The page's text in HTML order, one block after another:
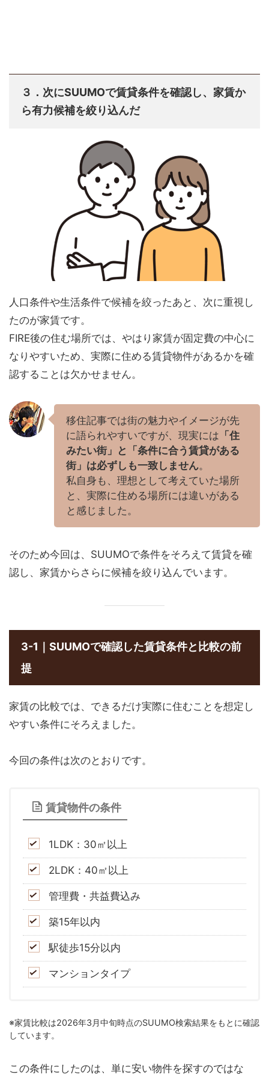
３．次にSUUMOで賃貸条件を確認し、家賃か
ら有力候補を絞り込んだ
人口条件や生活条件で候補を絞ったあと、次に重視し
たのが家賃です。
FIRE後の住む場所では、やはり家賃が固定費の中心に
なりやすいため、実際に住める賃貸物件があるかを確
認することは欠かせません。
移住記事では街の魅力やイメージが先
に語られやすいですが、現実には 「住
みたい街」と「条件に合う賃貸がある
街」は必ずしも一致しません。
私自身も、理想として考えていた場所
と、実際に住める場所には違いがある
と感じました。
そのため今回は、SUUMOで条件をそろえて賃貸を確
認し、家賃からさらに候補を絞り込んでいます。
3-1｜SUUMOで確認した賃貸条件と比較の前
提
家賃の比較では、できるだけ実際に住むことを想定し
やすい条件にそろえました。
今回の条件は次のとおりです。
賃貸物件の条件
1LDK：30㎡以上
2LDK：40㎡以上
管理費・共益費込み
築15年以内
駅徒歩15分以内
マンションタイプ
※家賃比較は2026年3月中旬時点のSUUMO検索結果をもとに確認
しています。
この条件にしたのは、単に安い物件を探すのではな